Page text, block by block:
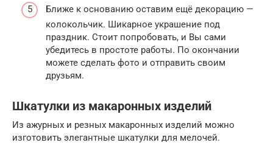
Ближе к основанию оставим ещё декорацию —
колокольчик. Шикарное украшение под
праздник. Стоит попробовать, и Вы сами
убедитесь в простоте работы. По окончании
можете сделать фото и отправить своим
друзьям.
Шкатулки из макаронных изделий
Из ажурных и резных макаронных изделий можно
изготовить элегантные шкатулки для мелочей.